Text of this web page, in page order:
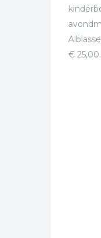
€ 25,00.